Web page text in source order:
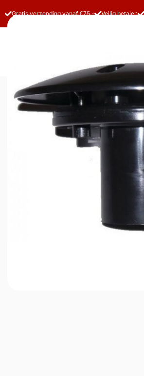
Gratis verzending vanaf €75,- Veilig betalen